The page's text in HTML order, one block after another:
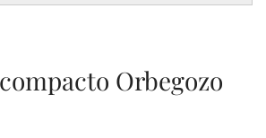
Orbegozo